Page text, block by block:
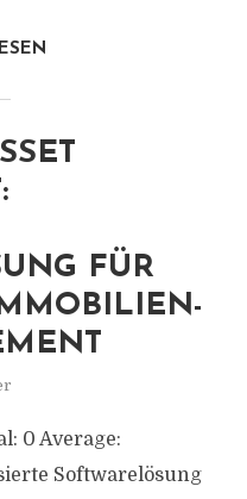
FÜR
0 Average:
Softwarelösung